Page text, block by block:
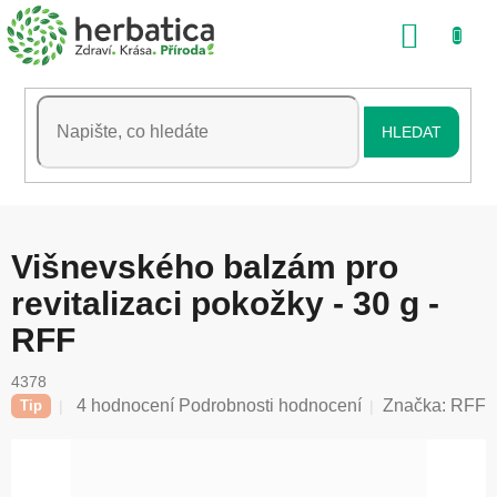
Přejít
na
obsah
HLEDAT
Višnevského balzám pro
revitalizaci pokožky - 30 g -
RFF
4378
Tip
Průměrné
4 hodnocení Podrobnosti hodnocení Značka: RFF